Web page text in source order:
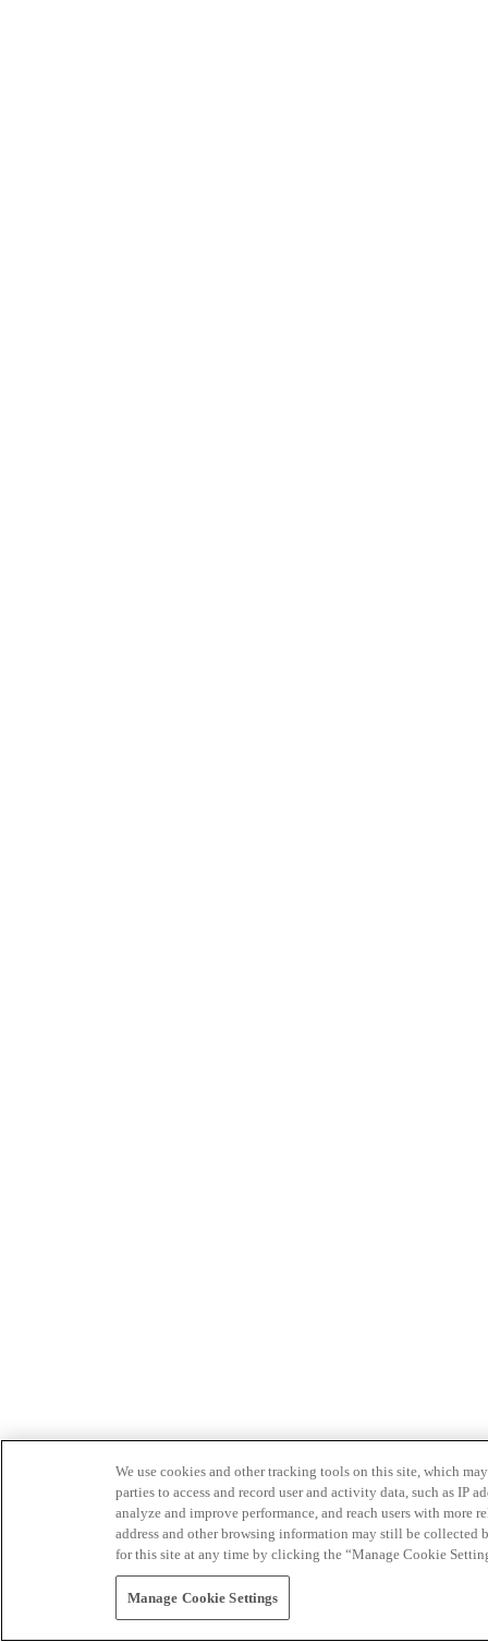
We use cookies and other tracking tools on this site, which
parties to access and record user and activity data, such as IP
analyze and improve performance, and reach users with
address and other browsing information may still be collected
for this site at any time by clicking the “Manage Cookie
Manage Cookie Settings